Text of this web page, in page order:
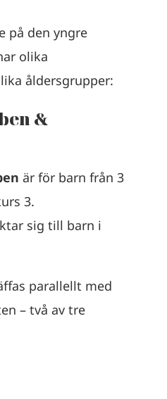
på den yngre
olika
åldersgrupper:
&
är för barn från 3
3.
sig till barn i
parallellt med
– två av tre